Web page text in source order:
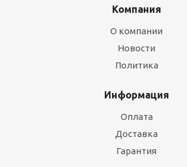
Компания
О компании
Новости
Политика
Информация
Оплата
Доставка
Гарантия